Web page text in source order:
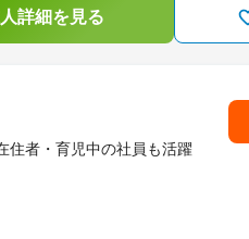
詳細を見る
住者・育児中の社員も活躍